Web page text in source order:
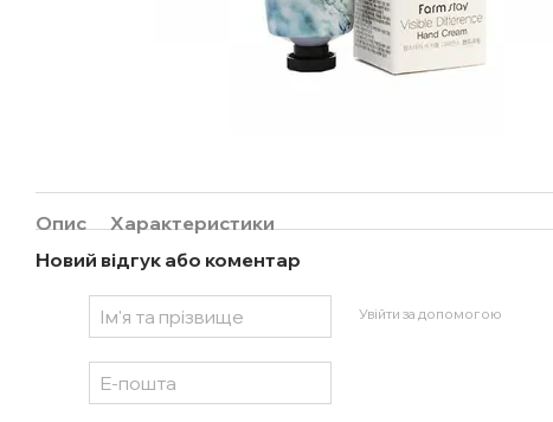
Опис
Характеристики
Новий відгук або коментар
Увійти за допомогою